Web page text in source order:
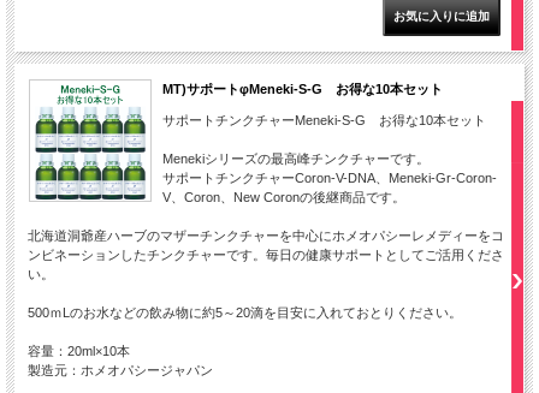
MT)サポートφMeneki-S-G お得な10本セット
サポートチンクチャーMeneki-S-G お得な10本セット
Menekiシリーズの最高峰チンクチャーです。
サポートチンクチャーCoron-V-DNA、Meneki-Gr-Coron-
V、Coron、New Coronの後継商品です。
北海道洞爺産ハーブのマザーチンクチャーを中心にホメオパシーレメディーをコ
ンビネーションしたチンクチャーです。毎日の健康サポートとしてご活用くださ
い。
500ｍLのお水などの飲み物に約5～20滴を目安に入れておとりください。
容量：20ml×10本
製造元：ホメオパシージャパン